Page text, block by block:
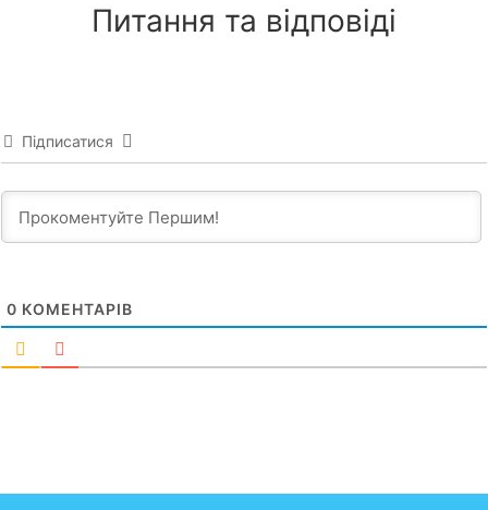
Питання та відповіді
Підписатися
0 КОМЕНТАРІВ